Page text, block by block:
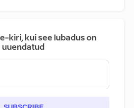
kiri, kui see lubadus on
uuendatud